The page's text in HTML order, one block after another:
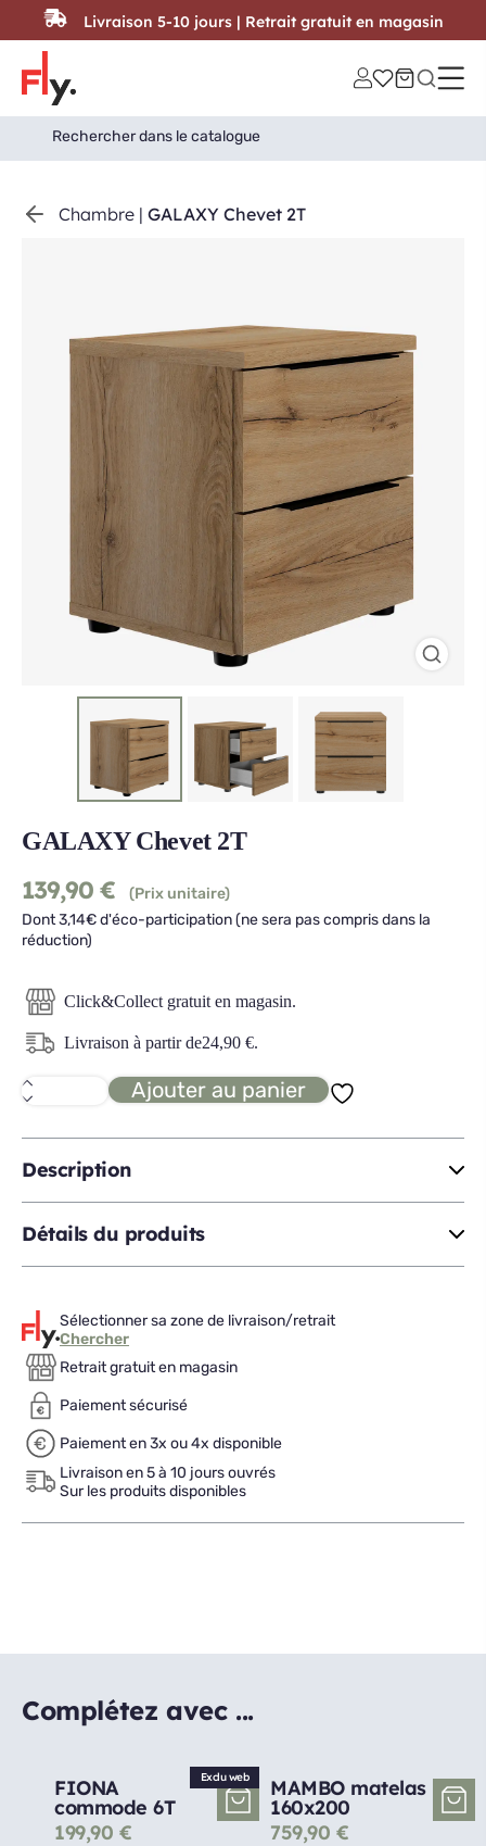
Passer au contenu
Search
for:
Search Button
Chambre | GALAXY Chevet 2T
GALAXY Chevet 2T
139,90 €
(Prix unitaire)
Dont 3,14€ d'éco-participation (ne sera pas compris dans la
réduction)
Click&Collect gratuit en magasin.
Livraison à partir de24,90 €.
quantité
de
Chevet
2T
Ajouter au panier
Description
Détails du produits
Sélectionner sa zone de livraison/retrait
Chercher
Retrait gratuit en magasin
Paiement sécurisé
Paiement en 3x ou 4x disponible
Livraison en 5 à 10 jours ouvrés
Sur les produits disponibles
Complétez avec ...
Exclu web
FIONA
commode 6T
199,90 €
MAMBO matelas
160x200
759,90 €
Livraison 5-10 jours | Retrait gratuit en magasin